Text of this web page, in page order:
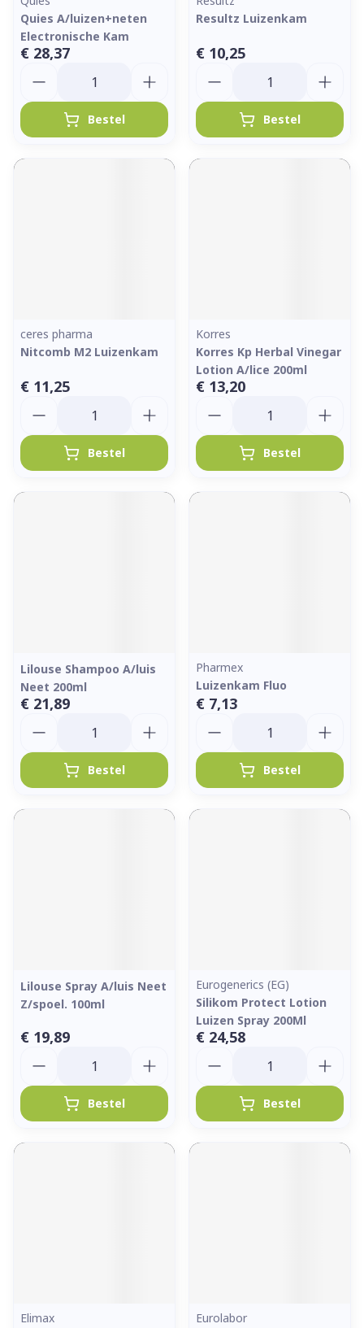
Quies A/luizen+neten
Electronische Kam
€ 28,37
Bestel
Resultz Luizenkam
€ 10,25
Bestel
ceres pharma
Nitcomb M2 Luizenkam
€ 11,25
Bestel
Korres
Korres Kp Herbal Vinegar
Lotion A/lice 200ml
€ 13,20
Bestel
Lilouse Shampoo A/luis
Neet 200ml
€ 21,89
Bestel
Pharmex
Luizenkam Fluo
€ 7,13
Bestel
Lilouse Spray A/luis Neet
Z/spoel. 100ml
€ 19,89
Bestel
Eurogenerics (EG)
Silikom Protect Lotion
Luizen Spray 200Ml
€ 24,58
Bestel
Elimax
Eurolabor